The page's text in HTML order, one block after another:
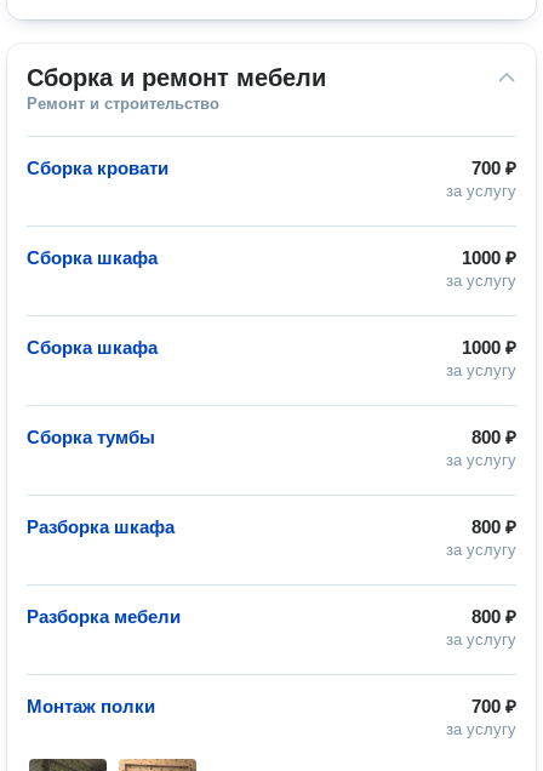
Сборка и ремонт мебели
Ремонт и строительство
700 ₽
за услугу
Сборка кровати
1000 ₽
за услугу
Сборка шкафа
1000 ₽
за услугу
Сборка шкафа
800 ₽
за услугу
Сборка тумбы
800 ₽
за услугу
Разборка шкафа
800 ₽
за услугу
Разборка мебели
700 ₽
за услугу
Монтаж полки